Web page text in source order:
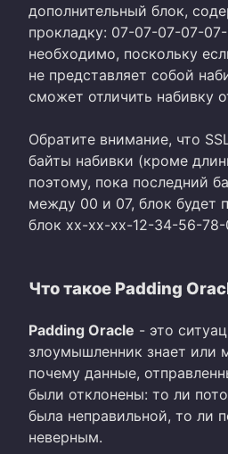
дополнительный блок,
прокладку: 07-07-07-07-
необходимо, поскольку
не представляет собой
сможет отличить набивку
Обратите внимание, что
байты набивки (кроме
поэтому, пока последний
между 00 и 07, блок будет
блок xx-xx-xx-12-34-56-78-
Что такое Padding
Padding Oracle - это
злоумышленник знает или
почему данные,
были отклонены: то ли
была неправильной, то ли
неверным.